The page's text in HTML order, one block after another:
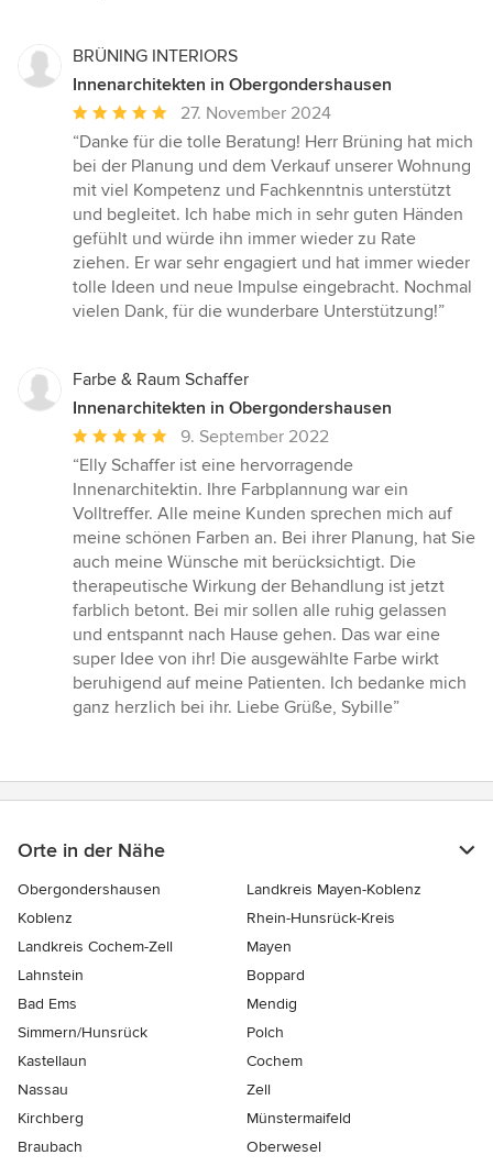
BRÜNING INTERIORS
Innenarchitekten in Obergondershausen
Durchschnittliche
Bewertung:
5
von
5
Sternen
27. November 2024
“Danke für die tolle Beratung! Herr Brüning hat mich
bei der Planung und dem Verkauf unserer Wohnung
mit viel Kompetenz und Fachkenntnis unterstützt
und begleitet. Ich habe mich in sehr guten Händen
gefühlt und würde ihn immer wieder zu Rate
ziehen. Er war sehr engagiert und hat immer wieder
tolle Ideen und neue Impulse eingebracht. Nochmal
vielen Dank, für die wunderbare Unterstützung!”
Farbe & Raum Schaffer
Innenarchitekten in Obergondershausen
Durchschnittliche
Bewertung:
5
von
5
Sternen
9. September 2022
“Elly Schaffer ist eine hervorragende
Innenarchitektin. Ihre Farbplannung war ein
Volltreffer. Alle meine Kunden sprechen mich auf
meine schönen Farben an. Bei ihrer Planung, hat Sie
auch meine Wünsche mit berücksichtigt. Die
therapeutische Wirkung der Behandlung ist jetzt
farblich betont. Bei mir sollen alle ruhig gelassen
und entspannt nach Hause gehen. Das war eine
super Idee von ihr! Die ausgewählte Farbe wirkt
beruhigend auf meine Patienten. Ich bedanke mich
ganz herzlich bei ihr. Liebe Grüße, Sybille”
Orte in der Nähe
Obergondershausen
Landkreis Mayen-Koblenz
Koblenz
Rhein-Hunsrück-Kreis
Landkreis Cochem-Zell
Mayen
Lahnstein
Boppard
Bad Ems
Mendig
Simmern/Hunsrück
Polch
Kastellaun
Cochem
Nassau
Zell
Kirchberg
Münstermaifeld
Braubach
Oberwesel